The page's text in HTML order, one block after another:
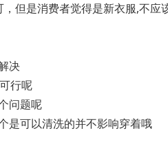
但是消费者觉得是新衣服,不应
决
行呢
问题呢
是可以清洗的并不影响穿着哦